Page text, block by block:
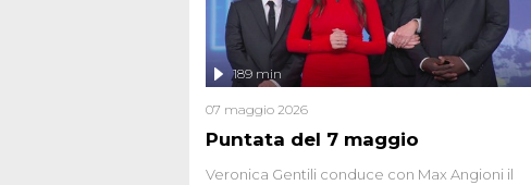
oggi avvolte in un groviglio di dubbi mai
chiariti. Nel corso dello speciale anche
l'intervista inedita a Olindo Romano, realizzata
ne...
Puntata del 7 maggio
189 min
07 maggio 2026
Veronica Gentili conduce con Max Angioni il